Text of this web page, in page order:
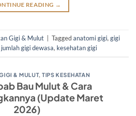
READING →
Gigi & Mulut Taggedanatomi gigi, gigi
jumlah gigi dewasa, kesehatan gigi
& MULUT,TIPS KESEHATAN
Bau Mulut & Cara
(Update Maret
2026)